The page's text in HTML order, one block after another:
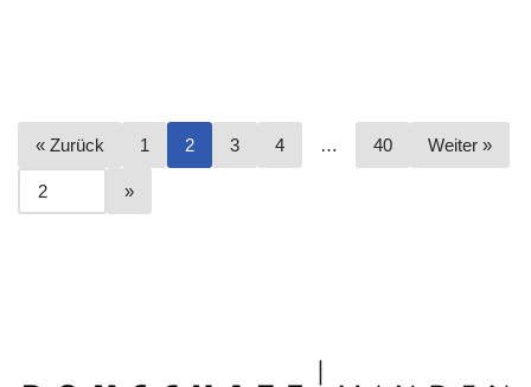
« Zurück 1 2 3 4 … 40 Weiter »